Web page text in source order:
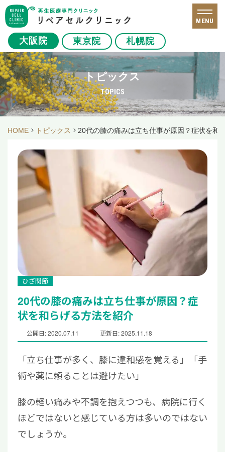
大阪院 東京院 札幌院
MENU
トピックス
TOPICS
HOME トピックス 20代の膝の痛みは立ち仕事が原因？症状を和
ひざ関節
20代の膝の痛みは立ち仕事が原因？症
状を和らげる方法を紹介
公開日: 2020.07.11 更新日: 2025.11.18
「立ち仕事が多く、膝に違和感を覚える」「手
術や薬に頼ることは避けたい」
膝の軽い痛みや不調を抱えつつも、病院に行く
ほどではないと感じている方は多いのではない
でしょうか。